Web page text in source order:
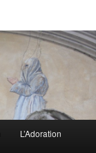
L’Adoration